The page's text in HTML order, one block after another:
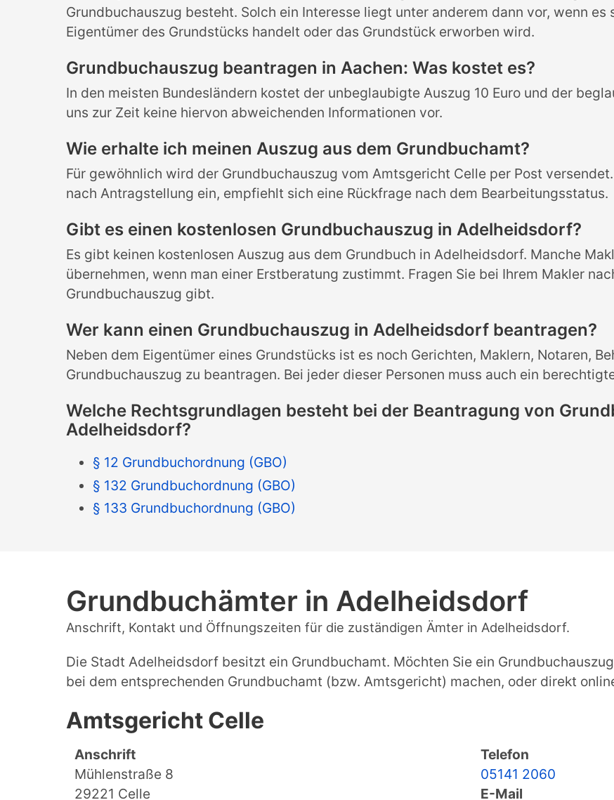
Grundbuchauszug besteht. Solch ein Interesse liegt unter anderem dann vor, wenn
Eigentümer des Grundstücks handelt oder das Grundstück erworben wird.
Grundbuchauszug beantragen in Aachen: Was kostet es?
In den meisten Bundesländern kostet der unbeglaubigte Auszug 10 Euro und der
uns zur Zeit keine hiervon abweichenden Informationen vor.
Wie erhalte ich meinen Auszug aus dem Grundbuchamt?
Für gewöhnlich wird der Grundbuchauszug vom Amtsgericht Celle per Post
nach Antragstellung ein, empfiehlt sich eine Rückfrage nach dem Bearbeitungsstatus.
Gibt es einen kostenlosen Grundbuchauszug in Adelheidsdorf?
Es gibt keinen kostenlosen Auszug aus dem Grundbuch in Adelheidsdorf. Manche
übernehmen, wenn man einer Erstberatung zustimmt. Fragen Sie bei Ihrem Makler
Grundbuchauszug gibt.
Wer kann einen Grundbuchauszug in Adelheidsdorf beantragen?
Neben dem Eigentümer eines Grundstücks ist es noch Gerichten, Maklern, Notaren,
Grundbuchauszug zu beantragen. Bei jeder dieser Personen muss auch ein
Welche Rechtsgrundlagen besteht bei der Beantragung von
Adelheidsdorf?
§ 12 Grundbuchordnung (GBO)
§ 132 Grundbuchordnung (GBO)
§ 133 Grundbuchordnung (GBO)
Grundbuchämter in Adelheidsdorf
Anschrift, Kontakt und Öffnungszeiten für die zuständigen Ämter in Adelheidsdorf.
Die Stadt Adelheidsdorf besitzt ein Grundbuchamt. Möchten Sie ein
bei dem entsprechenden Grundbuchamt (bzw. Amtsgericht) machen, oder direkt
Amtsgericht Celle
Anschrift
Mühlenstraße 8
29221 Celle
Telefon
05141 2060
E-Mail